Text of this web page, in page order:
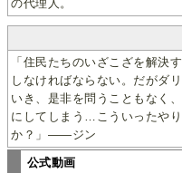
の代理人。
「住民たちのいざこざを解決
しなければならない。だがダ
いき、是非を問うこともなく
にしてしまう…こういったや
か？」——ジン
公式動画